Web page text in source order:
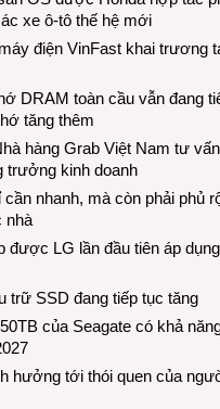
xe ô-tô thế hệ mới
điện VinFast khai trương
DRAM toàn cầu vẫn đang
tăng thêm
hàng Grab Việt Nam tư
trưởng kinh doanh
cần nhanh, mà còn phải phủ
nhà
được LG lần đầu tiên áp
trữ SSD đang tiếp tục tăng
của Seagate có khả
hưởng tới thói quen của